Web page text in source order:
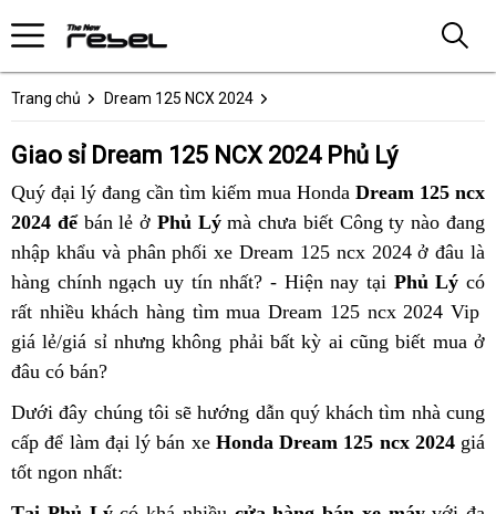
Trang chủ Dream 125 NCX 2024
Giao sỉ Dream 125 NCX 2024 Phủ Lý
Quý đại lý đang cần tìm kiếm mua Honda Dream 125 ncx
2024 để bán lẻ ở Phủ Lýmà chưa biết Công ty nào đang
nhập khẩu và phân phối xe Dream 125 ncx 2024 ở đâu là
hàng chính ngạch uy tín nhất? - Hiện nay tại Phủ Lý có
rất nhiều khách hàng tìm mua Dream 125 ncx 2024 Vip
giá lẻ/giá sỉ nhưng không phải bất kỳ ai cũng biết mua ở
đâu có bán?
Dưới đây chúng tôi sẽ hướng dẫn quý khách tìm nhà cung
cấp để làm đại lý bán xe Honda Dream 125 ncx 2024giá
tốt ngon nhất: